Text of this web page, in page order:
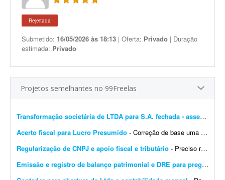
Rejeitada
Submetido: 16/05/2026 às 18:13 | Oferta: Privado | Duração
estimada: Privado
Projetos semelhantes no 99Freelas
Transformação societária de LTDA para S.A. fechada - assessoria completa
Acerto fiscal para Lucro Presumido - Correção de base uma única vez. Total de 9.266 itens - Regime: Lucro Presumido - Custo para atender a 01 loja. Sistema de retaguarda: Albatros - Contabilidade: SJT. - CNPJ: 03...
Regularização de CNPJ e apoio fiscal e tributário - Preciso regularizar um CNPJ que está como INAPTO. Ele está parado há alguns meses e gostaria de avaliar se vale a pena regularizá-lo ou encerrá-lo. Além d...
Emissão e registro de balanço patrimonial e DRE para pregão